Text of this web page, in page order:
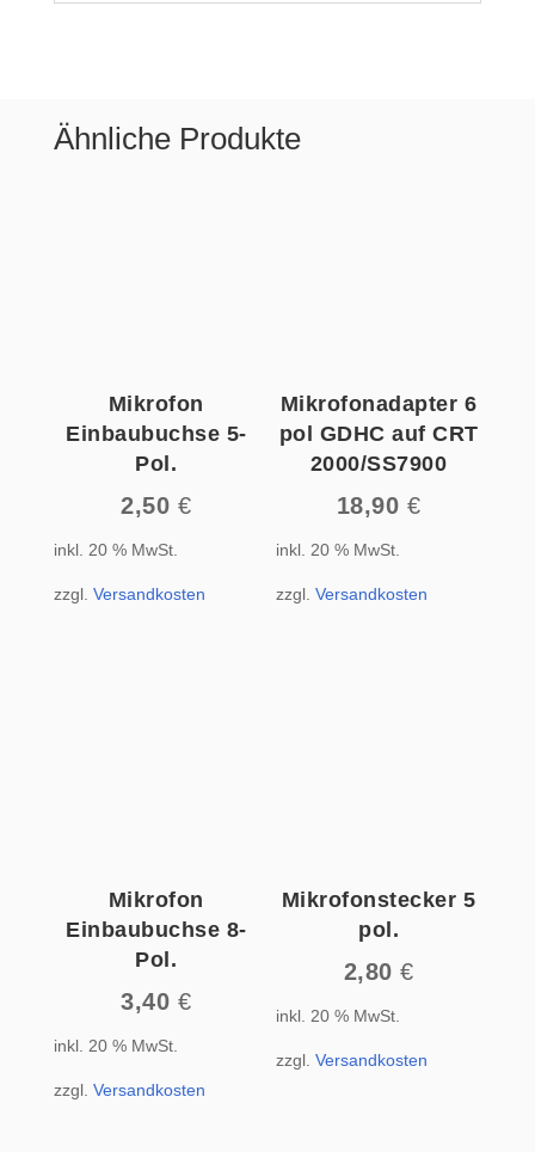
Ähnliche Produkte
Mikrofon
Einbaubuchse 5-
Pol.
2,50 €
inkl. 20 % MwSt.
zzgl. Versandkosten
Mikrofonadapter 6
pol GDHC auf CRT
2000/SS7900
18,90 €
inkl. 20 % MwSt.
zzgl.Versandkosten
Mikrofon
Einbaubuchse 8-
Pol.
3,40 €
inkl. 20 % MwSt.
zzgl. Versandkosten
Mikrofonstecker 5
pol.
2,80€
inkl. 20 % MwSt.
zzgl.Versandkosten